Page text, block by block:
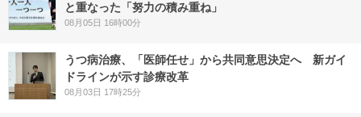
と重なった「努力の積み重ね」
08月05日 16時00分
うつ病治療、「医師任せ」から共同意思決定へ 新ガイ
ドラインが示す診療改革
08月03日 17時25分